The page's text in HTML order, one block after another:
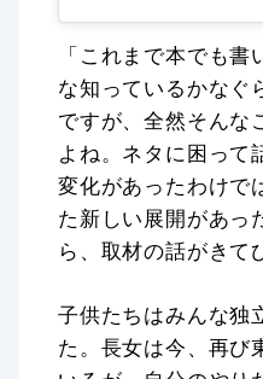
「これまで本でも
な知っているかなぐ
ですが、全然そんな
よね。ネタに困って
変化があったわけで
た新しい展開があっ
ら、取材の話がきて
子供たちはみんな独
た。長女は今、再び